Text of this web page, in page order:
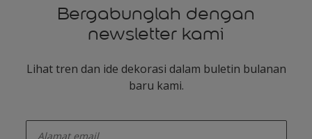
Bergabunglah dengan
newsletter kami
Lihat tren dan ide dekorasi dalam buletin bulanan
baru kami.